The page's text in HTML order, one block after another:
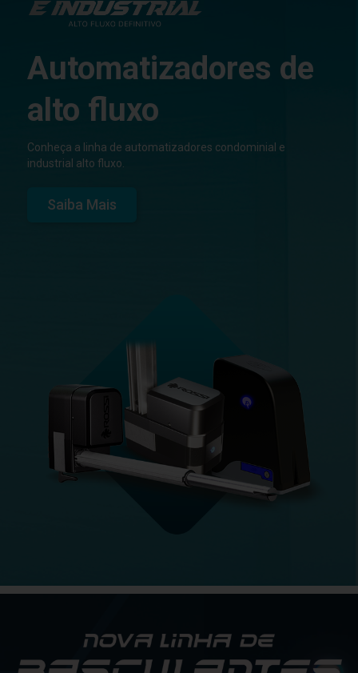
Automatizadores de
alto fluxo
Conheça a linha de automatizadores condominial e
industrial alto fluxo.
Saiba Mais